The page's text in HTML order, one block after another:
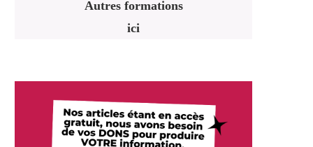
Autres formations
ici